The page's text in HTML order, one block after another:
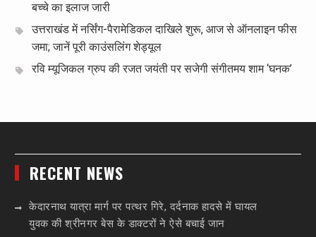
बच्चे का इलाज जारी
उत्तराखंड में नर्सिंग-पैरामेडिकल दाखिले शुरू, आज से ऑनलाइन फीस
जमा; जानें पूरी काउंसलिंग शेड्यूल
रवि म्यूजिकल ग्रुप की रजत जयंती पर सजेगी संगीतमय शाम ‘घनक’
RECENT NEWS
केदारनाथ यात्रा मार्ग पर पत्थर गिरे, दर्दनाक हादसे में घायल
युवक की श्रीनगर बेस के डाक्टरों ने ऐसे बचाई जान